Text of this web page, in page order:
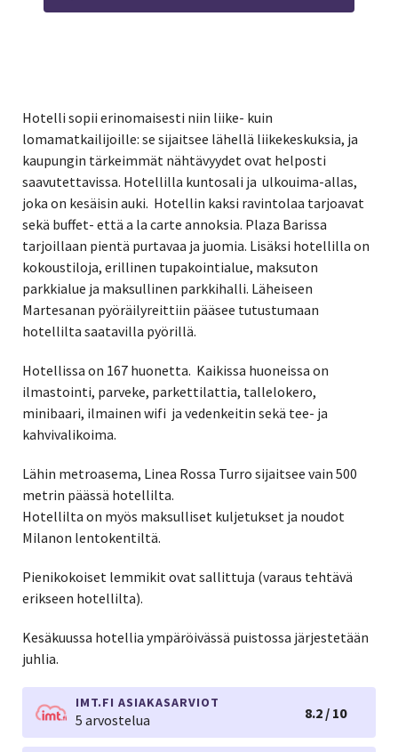
Hotelli sopii erinomaisesti niin liike- kuin
lomamatkailijoille: se sijaitsee lähellä liikekeskuksia, ja
kaupungin tärkeimmät nähtävyydet ovat helposti
saavutettavissa. Hotellilla kuntosali ja ulkouima-allas,
joka on kesäisin auki. Hotellin kaksi ravintolaa tarjoavat
sekä buffet- että a la carte annoksia. Plaza Barissa
tarjoillaan pientä purtavaa ja juomia. Lisäksi hotellilla on
kokoustiloja, erillinen tupakointialue, maksuton
parkkialue ja maksullinen parkkihalli. Läheiseen
Martesanan pyöräilyreittiin pääsee tutustumaan
hotellilta saatavilla pyörillä.
Hotellissa on 167 huonetta. Kaikissa huoneissa on
ilmastointi, parveke, parkettilattia, tallelokero,
minibaari, ilmainen wifi ja vedenkeitin sekä tee- ja
kahvivalikoima.
Lähin metroasema, Linea Rossa Turro sijaitsee vain 500
metrin päässä hotellilta.
Hotellilta on myös maksulliset kuljetukset ja noudot
Milanon lentokentiltä.
Pienikokoiset lemmikit ovat sallittuja (varaus tehtävä
erikseen hotellilta).
Kesäkuussa hotellia ympäröivässä puistossa järjestetään
juhlia.
IMT.FI ASIAKASARVIOT
5 arvostelua 8.2 / 10